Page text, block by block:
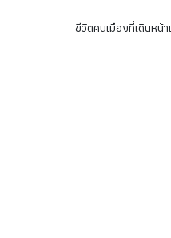
ขีวิตคนเมืองที่เดินหน้